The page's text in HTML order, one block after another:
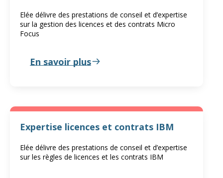
Elée délivre des prestations de conseil et d’expertise
sur la gestion des licences et des contrats Micro
Focus
En savoir plus
Expertise licences et contrats IBM
Elée délivre des prestations de conseil et d’expertise
sur les règles de licences et les contrats IBM